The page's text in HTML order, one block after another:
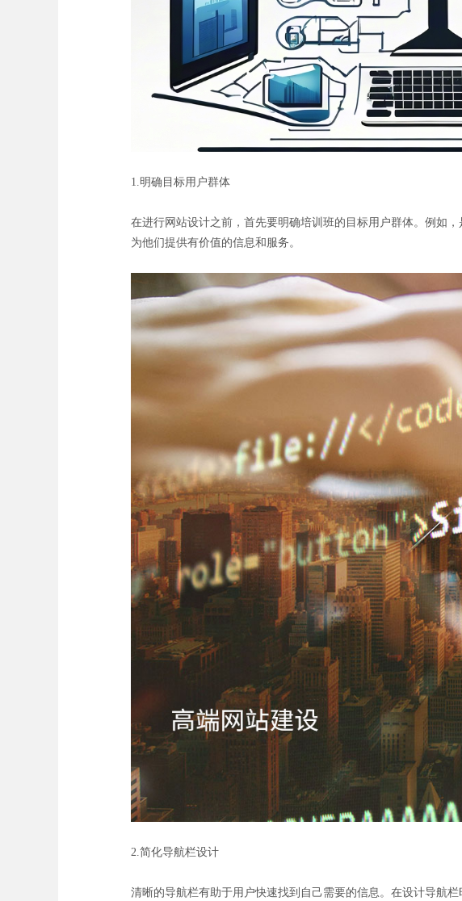
1.明确目标用户群体
在进行网站设计之前，首先要明确培训班的目标用户群体。例如
为他们提供有价值的信息和服务。
2.简化导航栏设计
清晰的导航栏有助于用户快速找到自己需要的信息。在设计导航栏